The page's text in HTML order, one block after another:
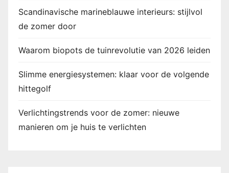
Scandinavische marineblauwe interieurs: stijlvol
de zomer door
Waarom biopots de tuinrevolutie van 2026 leiden
Slimme energiesystemen: klaar voor de volgende
hittegolf
Verlichtingstrends voor de zomer: nieuwe
manieren om je huis te verlichten